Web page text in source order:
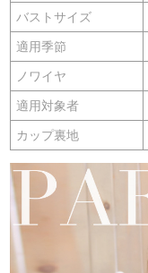
バストサイズ
適用季節
ノワイヤ
適用対象者
カップ裏地